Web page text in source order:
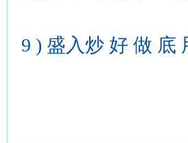
9 ) 盛入炒 好 做 底